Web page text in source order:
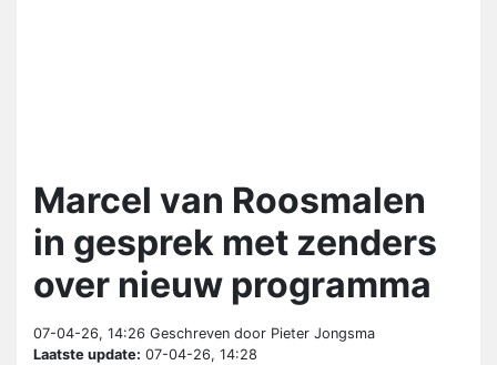
Marcel van Roosmalen
in gesprek met zenders
over nieuw programma
07-04-26, 14:26 Geschreven door Pieter Jongsma
Laatste update: 07-04-26, 14:28